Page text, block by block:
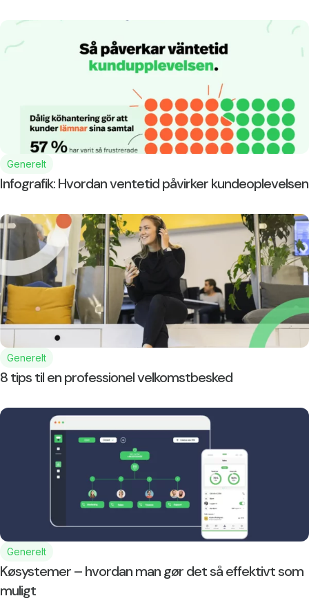
Generelt
Infografik: Hvordan ventetid påvirker kundeoplevelsen
Generelt
8 tips til en professionel velkomstbesked
Generelt
Køsystemer – hvordan man gør det så effektivt som
muligt